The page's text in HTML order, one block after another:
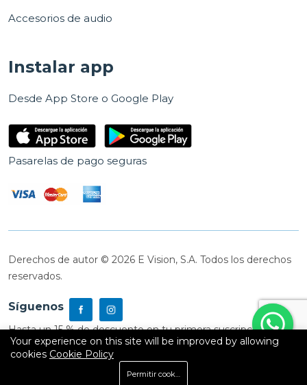
Accesorios de audio
Instalar app
Desde App Store o Google Play
Pasarelas de pago seguras
Derechos de autor © 2026 E Vision, S.A. Todos los derechos
reservados.
Síguenos
Hasta un 15 % de descuento en tu primera suscripción
Carrito
Your experience on this site will be improved by allowing
cookies Cookie Policy
Permitir cookies